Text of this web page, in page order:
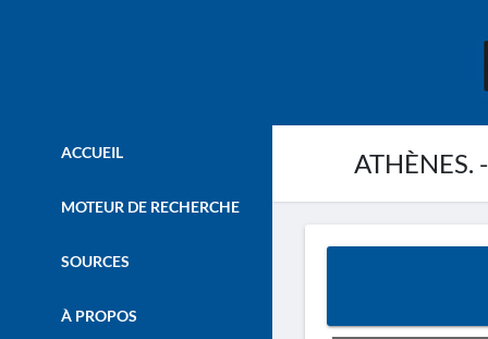
ACCUEIL
MOTEUR DE RECHERCHE
SOURCES
À PROPOS